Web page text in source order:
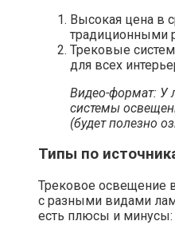
Высокая цена в
традиционными
Трековые
для всех
Видео-формат: У
системы
(будет полезно
Типы по
Трековое освещение
с разными видами
есть плюсы и минусы: